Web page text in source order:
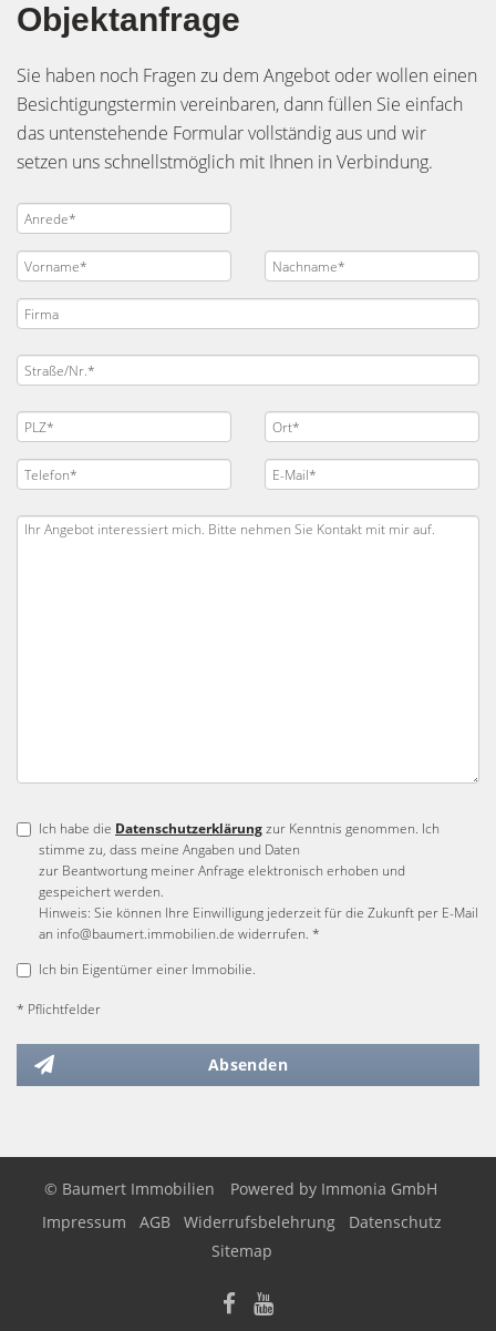
Objektanfrage
Sie haben noch Fragen zu dem Angebot oder wollen einen
Besichtigungstermin vereinbaren, dann füllen Sie einfach
das untenstehende Formular vollständig aus und wir
setzen uns schnellstmöglich mit Ihnen in Verbindung.
Ich habe die Datenschutzerklärungzur Kenntnis genommen. Ich
stimme zu, dass meine Angaben und Daten
zur Beantwortung meiner Anfrage elektronisch erhoben und
gespeichert werden.
Hinweis: Sie können Ihre Einwilligung jederzeit für die Zukunft per E-Mail
an info@baumert.immobilien.de widerrufen. *
Ich bin Eigentümer einer Immobilie.
* Pflichtfelder
Absenden
© Baumert Immobilien Powered by Immonia GmbH
Impressum
AGB Widerrufsbelehrung
Datenschutz
Sitemap